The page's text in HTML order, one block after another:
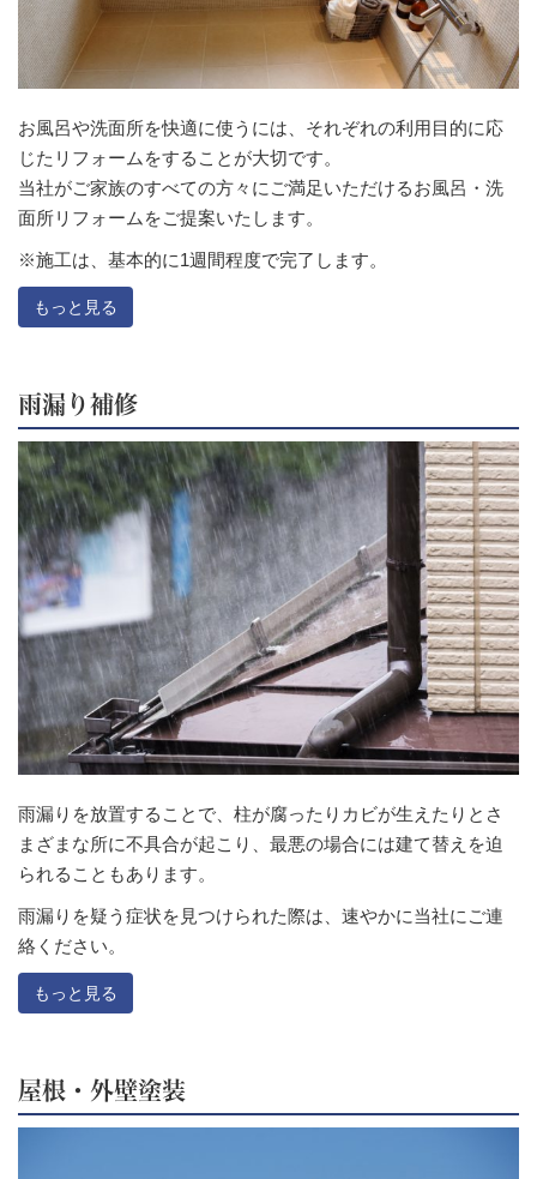
お風呂や洗面所を快適に使うには、それぞれの利用目的に応
じたリフォームをすることが大切です。
当社がご家族のすべての方々にご満足いただけるお風呂・洗
面所リフォームをご提案いたします。
※施工は、基本的に1週間程度で完了します。
もっと見る
雨漏り補修
雨漏りを放置することで、柱が腐ったりカビが生えたりとさ
まざまな所に不具合が起こり、最悪の場合には建て替えを迫
られることもあります。
雨漏りを疑う症状を見つけられた際は、速やかに当社にご連
絡ください。
もっと見る
屋根・外壁塗装